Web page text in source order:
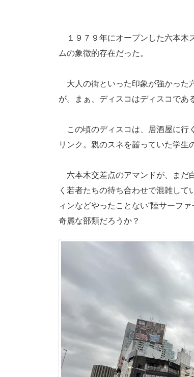
１９７９年にオープンした六本木
ムの象徴的存在だった。
大人の街といった印象が強かった
が。まぁ、ディスコはディスコで
この頃のディスコは、居酒屋に行
リンク。親のスネを齧っていた学生
六本木交差点のアマンドが、まだ
く若者たちの待ち合わせで混雑し
ィンなどやったことない“陸サーフ
奇麗な部類だろうか？